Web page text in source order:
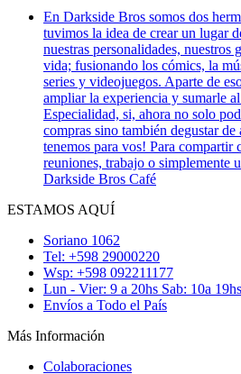
En Darkside Bros somos dos
tuvimos la idea de crear un lugar
nuestras personalidades, nuestros
vida; fusionando los cómics, la
series y videojuegos. Aparte de
ampliar la experiencia y sumarle
Especialidad, si, ahora no solo
compras sino también degustar de
tenemos para vos! Para compartir
reuniones, trabajo o simplemente
Darkside Bros Café
ESTAMOS AQUÍ
Soriano 1062
Tel: +598 29000220
Wsp: +598 092211177
Lun - Vier: 9 a 20hs Sab: 10a 19hs
Envíos a Todo el País
Más Información
Colaboraciones